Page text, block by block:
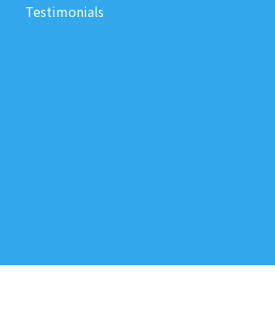
Testimonials